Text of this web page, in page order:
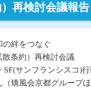
再検討会議報告
の絆をつなぐ
散条約）再検討会議
サンフランシスコ)行
矯風会京都グループほ